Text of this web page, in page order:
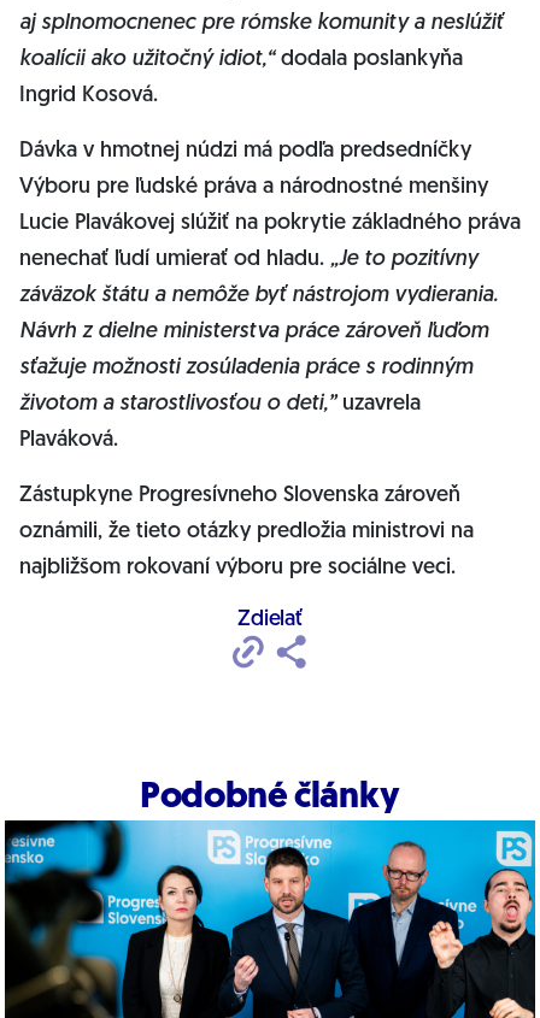
aj splnomocnenec pre rómske komunity a neslúžiť
koalícii ako užitočný idiot,“dodala poslankyňa
Ingrid Kosová.
Dávka v hmotnej núdzi má podľa predsedníčky
Výboru pre ľudské práva a národnostné menšiny
Lucie Plavákovej slúžiť na pokrytie základného práva
nenechať ľudí umierať od hladu. „Je to pozitívny
záväzok štátu a nemôže byť nástrojom vydierania.
Návrh z dielne ministerstva práce zároveň ľuďom
sťažuje možnosti zosúladenia práce s rodinným
životom a starostlivosťou o deti,”uzavrela
Plaváková.
Zástupkyne Progresívneho Slovenska zároveň
oznámili, že tieto otázky predložia ministrovi na
najbližšom rokovaní výboru pre sociálne veci.
Zdielať
Podobné články